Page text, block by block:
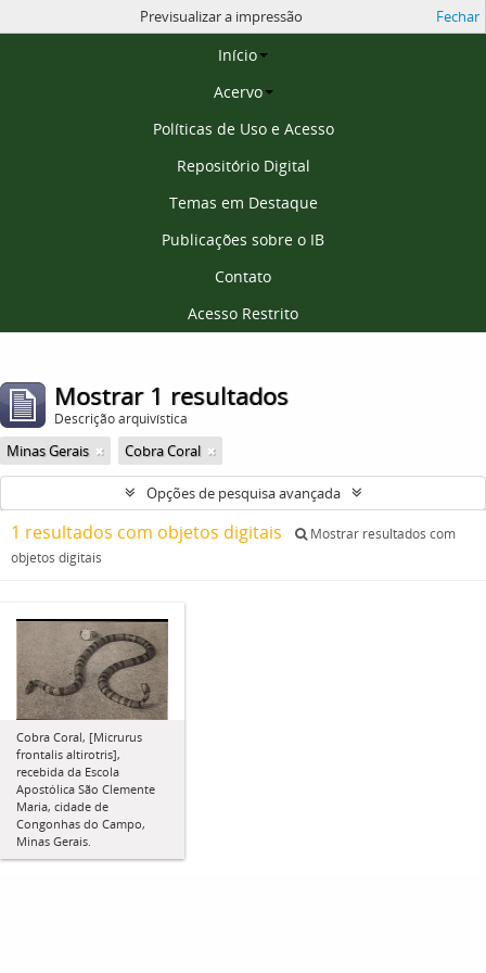
Página inicial
Início
Acervo
Políticas de Uso e Acesso
Repositório Digital
Temas em Destaque
Publicações sobre o IB
Contato
Acesso Restrito
Previsualizar a impressão Fechar
Mostrar 1 resultados
Descrição arquivística
Minas Gerais Cobra Coral
Opções de pesquisa avançada
1 resultados com objetos digitais
Mostrar resultados com
objetos digitais
Cobra Coral, [Micrurus
frontalis altirotris],
recebida da Escola
Apostólica São Clemente
Maria, cidade de
Congonhas do Campo,
Minas Gerais.